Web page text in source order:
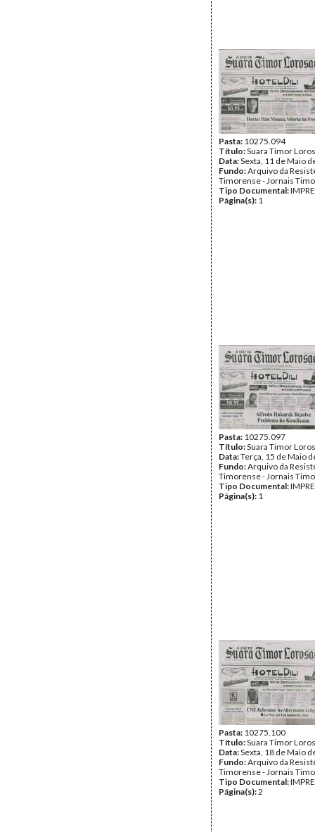
Pasta: 10275.094
Título:Suara Timor
Data:Sexta, 11 de Maio
Fundo:Arquivo da
Timorense - Jornais
Tipo Documental:
Página(s): 1
Pasta: 10275.097
Título:Suara Timor
Data:Terça, 15 de Maio
Fundo:Arquivo da
Timorense - Jornais
Tipo Documental:
Página(s): 1
Pasta: 10275.100
Título:Suara Timor
Data:Sexta, 18 de Maio
Fundo:Arquivo da
Timorense - Jornais
Tipo Documental:
Página(s):2